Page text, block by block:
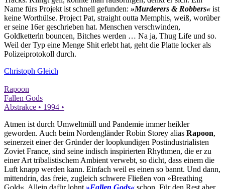
Name fürs Projekt ist schnell gefunden: »Murderers & Robbers« ist
keine Worthülse. Project Pat, straight outta Memphis, weiß, worüber
er seine 16er geschrieben hat. Menschen verschwinden,
Goldketterln bouncen, Bitches werden … Na ja, Thug Life und so.
Weil der Typ eine Menge Shit erlebt hat, geht die Platte locker als
Polizeiprotokoll durch.
Christoph Gleich
Rapoon
Fallen Gods
Abstrakce • 1994 •
Atmen ist durch Umweltmüll und Pandemie immer heikler
geworden. Auch beim Nordengländer Robin Storey alias Rapoon,
seinerzeit einer der Gründer der loopkundigen Postindustrialisten
Zoviet France, sind seine indisch inspirierten Rhythmen, die er zu
einer Art tribalistischem Ambient verwebt, so dicht, dass einem die
Luft knapp werden kann. Einfach weil es einen so bannt. Und dann,
mittendrin, das freie, zugleich schwere Fließen von »Breathing
Gold«. Allein dafür lohnt »Fallen Gods« schon. Für den Rest aber